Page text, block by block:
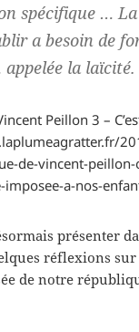
spécifique …
a besoin de
la laïcité.
Peillon 3 –
de-vincent-
imposee-a-nos-
présenter
réflexions sur
de notre